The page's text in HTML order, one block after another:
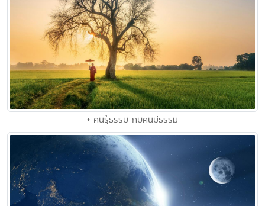
• คนรุ้ธรรม กับคนมีธรรม